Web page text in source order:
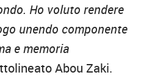
Ho voluto rendere
unendo componente
e memoria
Abou Zaki.